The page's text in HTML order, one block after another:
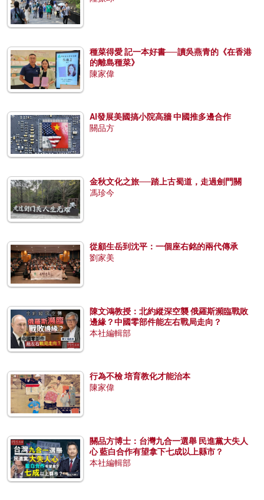
種菜得愛 記一本好書──讀吳燕青的《在香港
的離島種菜》
陳家偉
AI發展美國搞小院高牆 中國推多邊合作
關品方
金秋文化之旅──踏上古蜀道，走過劍門關
馮珍今
從顧生岳到沈平：一個座右銘的兩代傳承
劉家美
陳文鴻教授：北約縱深空襲 俄羅斯瀕臨戰敗
邊緣？中國零部件能左右戰局走向？
本社編輯部
行為不檢 培育教化才能治本
陳家偉
關品方博士：台灣九合一選舉 民進黨大失人
心 藍白合作有望拿下七成以上縣市？
本社編輯部